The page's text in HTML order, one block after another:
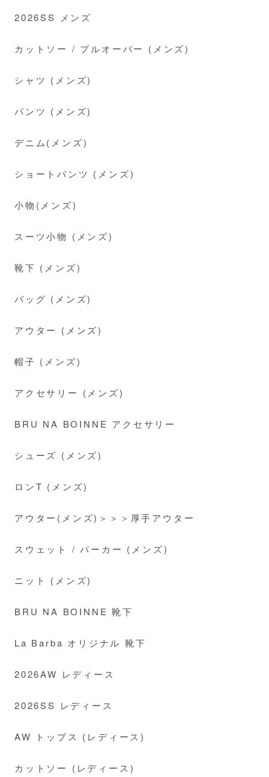
2026SS メンズ
カットソー / プルオーバー (メンズ)
シャツ (メンズ)
パンツ (メンズ)
デニム(メンズ)
ショートパンツ (メンズ)
小物(メンズ)
スーツ小物 (メンズ)
靴下 (メンズ)
バッグ (メンズ)
アウター (メンズ)
帽子 (メンズ)
アクセサリー (メンズ)
BRU NA BOINNE アクセサリー
シューズ (メンズ)
ロンT (メンズ)
アウター(メンズ)＞＞＞厚手アウター
スウェット / パーカー (メンズ)
ニット (メンズ)
BRU NA BOINNE 靴下
La Barba オリジナル 靴下
2026AW レディース
2026SS レディース
AW トップス (レディース)
カットソー (レディース)